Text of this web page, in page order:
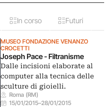
In corso Futuri
MUSEO FONDAZIONE VENANZO
CROCETTI
Joseph Pace - Filtranisme
Dalle incisioni elaborate al
computer alla tecnica delle
sculture di gioielli.
Roma (RM)
15/01/2015–28/01/2015